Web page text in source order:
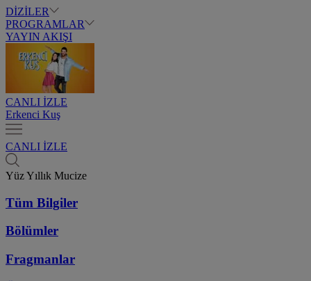
DİZİLER
PROGRAMLAR
YAYIN AKIŞI
CANLI İZLE
Erkenci Kuş
CANLI İZLE
Yüz Yıllık Mucize
Tüm Bilgiler
Bölümler
Fragmanlar